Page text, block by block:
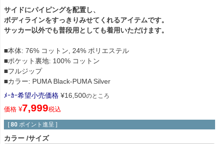
サイドにパイピングを配置し、
ボディラインをすっきりみせてくれるアイテムです。
サッカー以外でも普段用としても着用いただけます。
■本体: 76% コットン, 24% ポリエステル
■ポケット裏地: 100% コットン
■フルジップ
■カラー: PUMA Black-PUMA Silver
ﾒｰｶｰ希望小売価格 ¥16,500のところ
価格 ¥7,999税込
[ 80 ポイント進呈 ]
カラー サイズ